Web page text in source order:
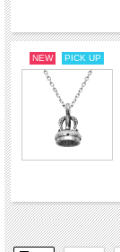
NEW PICK UP